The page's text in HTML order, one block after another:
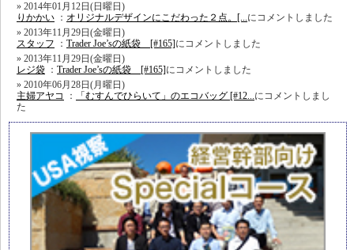
2014年01月12日(日曜日)
りかかい ： オリジナルデザインにこだわった２点。[...にコメントしました
2013年11月29日(金曜日)
スタッフ ： Trader Joe’sの紙袋 [#165]にコメントしました
2013年11月29日(金曜日)
レジ袋 ： Trader Joe’sの紙袋 [#165]にコメントしました
2010年06月28日(月曜日)
主婦アヤコ
： 「むすんでひらいて」のエコバッグ [#12...にコメントしまし
た